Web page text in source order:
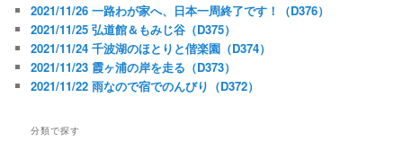
2021/11/26 一路わが家へ、日本一周終了です！（D376）
2021/11/25 弘道館＆もみじ谷（D375）
2021/11/24 千波湖のほとりと偕楽園（D374）
2021/11/23 霞ヶ浦の岸を走る（D373）
2021/11/22 雨なので宿でのんびり（D372）
分類で探す